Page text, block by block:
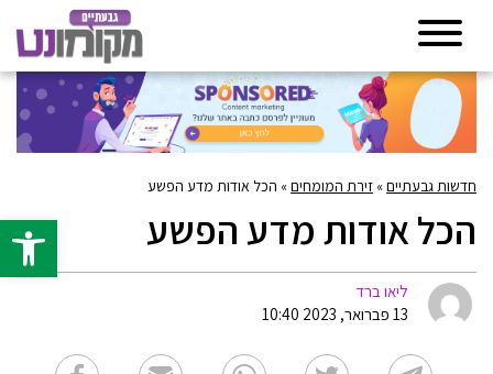
פתח
חדשות גבעתיים» זירת המומחים» הכל אודות מדע הפשע
הכל אודות מדע הפשע
ליאו ברד
13 פברואר, 2023 10:40